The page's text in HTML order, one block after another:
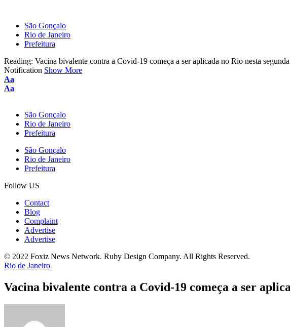
São Gonçalo
Rio de Janeiro
Prefeitura
Reading: Vacina bivalente contra a Covid-19 começa a ser aplicada no Rio nesta
Notification Show More
Aa
Aa
São Gonçalo
Rio de Janeiro
Prefeitura
São Gonçalo
Rio de Janeiro
Prefeitura
Follow US
Contact
Blog
Complaint
Advertise
Advertise
© 2022 Foxiz News Network. Ruby Design Company. All Rights Reserved.
Rio de Janeiro
Vacina bivalente contra a Covid-19 começa a ser